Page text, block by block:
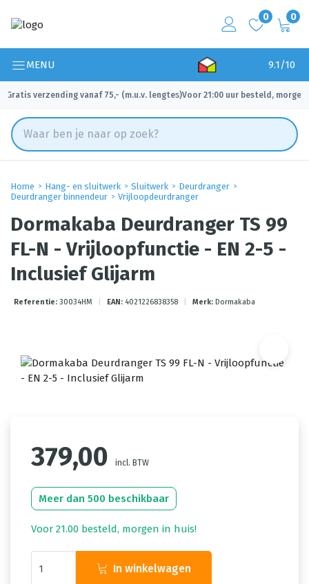
0 0
MENU 9.1/10
Gratis verzending vanaf 75,- (m.u.v. lengtes)
✓ Voor 21:00 uur besteld, morgen
Home Hang- en sluitwerk Sluitwerk
Deurdranger
Deurdranger binnendeur
Vrijloopdeurdranger
Dormakaba Deurdranger TS 99
FL-N - Vrijloopfunctie - EN 2-5 -
Inclusief Glijarm
Referentie: 30034HM EAN: 4021226838358 Merk: Dormakaba
379,00 incl. BTW
Meer dan 500 beschikbaar
Voor 21.00 besteld, morgen in huis!
In winkelwagen